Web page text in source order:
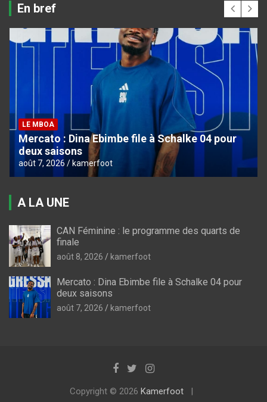
En bref
LE MBOA
Mercato : Dina Ebimbe file à Schalke 04 pour
deux saisons
août 7, 2026 kamerfoot
A LA UNE
CAN Féminine : le programme des quarts de
finale
août 8, 2026 kamerfoot
Mercato : Dina Ebimbe file à Schalke 04 pour
deux saisons
août 7, 2026 kamerfoot
Copyright © 2026 Kamerfoot